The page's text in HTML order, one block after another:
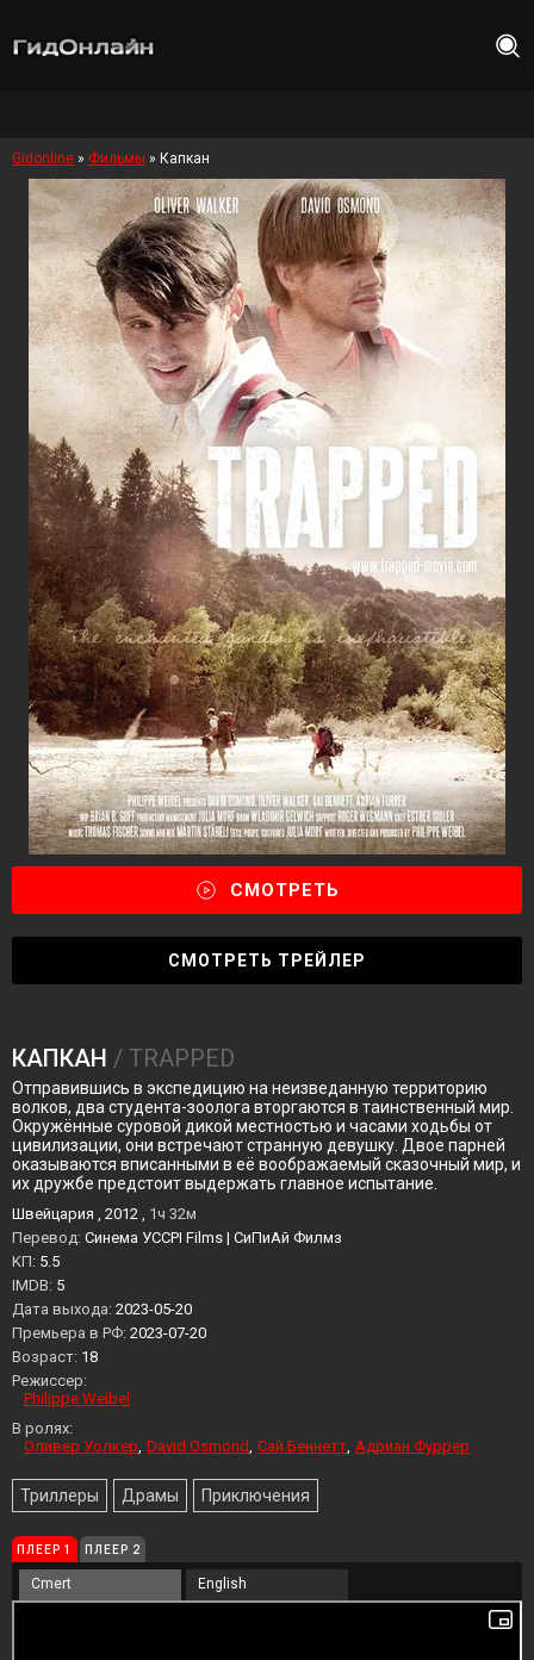
Gidonline » Фильмы » Капкан
СМОТРЕТЬ
СМОТРЕТЬ ТРЕЙЛЕР
КАПКАН / TRAPPED
Отправившись в экспедицию на неизведанную территорию
волков, два студента-зоолога вторгаются в таинственный мир.
Окружённые суровой дикой местностью и часами ходьбы от
цивилизации, они встречают странную девушку. Двое парней
оказываются вписанными в её воображаемый сказочный мир, и
их дружбе предстоит выдержать главное испытание.
Швейцария , 2012 , 1ч 32м
Перевод: Синема УСCPI Films | СиПиАй Филмз
KП: 5.5
IMDB: 5
Дата выхода: 2023-05-20
Премьера в РФ: 2023-07-20
Возраст: 18
Режиссер:
Philippe Weibel
В ролях:
Оливер Уолкер David Osmond Сай Беннетт Адриан Фуррер
Триллеры Драмы Приключения
ПЛЕЕР 1 ПЛЕЕР 2
Cmert English